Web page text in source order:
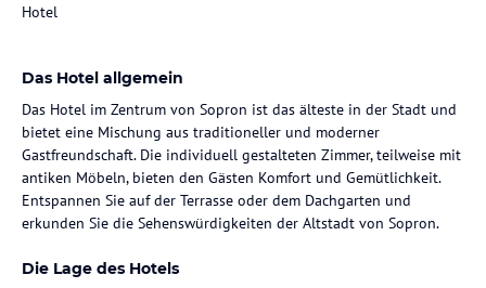
Hotel
Das Hotel allgemein
Das Hotel im Zentrum von Sopron ist das älteste in der Stadt und
bietet eine Mischung aus traditioneller und moderner
Gastfreundschaft. Die individuell gestalteten Zimmer, teilweise mit
antiken Möbeln, bieten den Gästen Komfort und Gemütlichkeit.
Entspannen Sie auf der Terrasse oder dem Dachgarten und
erkunden Sie die Sehenswürdigkeiten der Altstadt von Sopron.
Die Lage des Hotels